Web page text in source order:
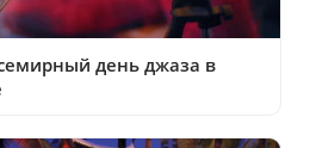
день джаза в